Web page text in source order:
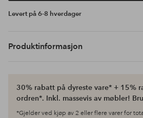
Levert på 6-8 hverdager
Produktinformasjon
30% rabatt på dyreste vare* + 15%
ordren*. Inkl. massevis av møbler!
*Gjelder ved kjøp av 2 eller flere varer for